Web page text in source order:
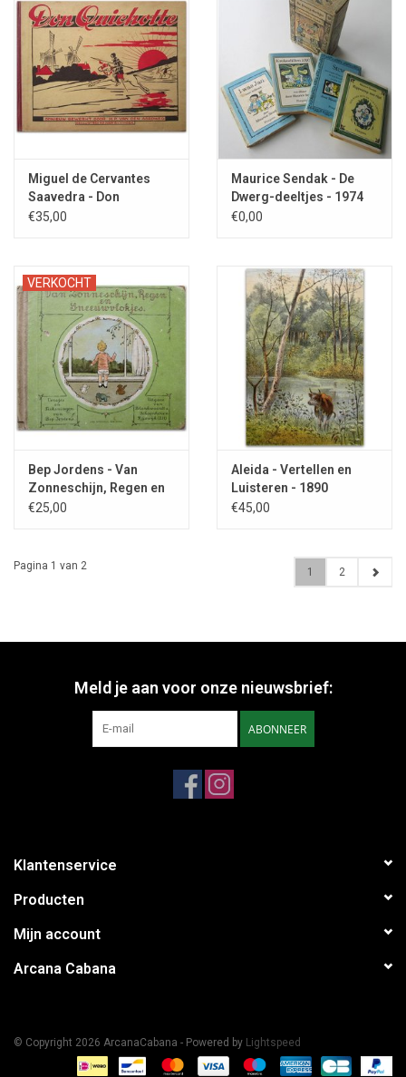
Miguel de Cervantes
Saavedra - Don
Quichotte - 1930
€35,00
Maurice Sendak - De
Dwerg-deeltjes - 1974
€0,00
VERKOCHT
Bep Jordens - Van
Zonneschijn, Regen en
Sneeuwvlokjes: Versjes
€25,00
Aleida - Vertellen en
Luisteren - 1890
€45,00
Pagina 1 van 2 1 2
Meld je aan voor onze nieuwsbrief:
ABONNEER
Klantenservice
Producten
Mijn account
Arcana Cabana
© Copyright 2026 ArcanaCabana - Powered by Lightspeed